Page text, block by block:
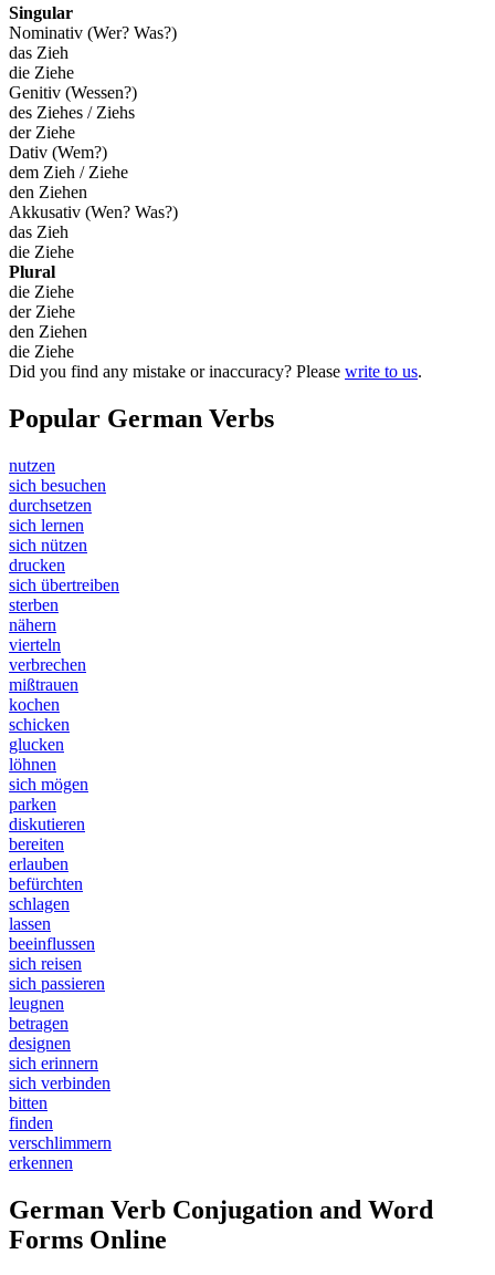
Singular
Nominativ (Wer? Was?)
das Zieh
die Ziehe
Genitiv (Wessen?)
des Ziehes / Ziehs
der Ziehe
Dativ (Wem?)
dem Zieh / Ziehe
den Ziehen
Akkusativ (Wen? Was?)
das Zieh
die Ziehe
Plural
die Ziehe
der Ziehe
den Ziehen
die Ziehe
Did you find any mistake or inaccuracy? Please write to us.
Popular German Verbs
nutzen
sich besuchen
durchsetzen
sich lernen
sich nützen
drucken
sich übertreiben
sterben
nähern
vierteln
verbrechen
mißtrauen
kochen
schicken
glucken
löhnen
sich mögen
parken
diskutieren
bereiten
erlauben
befürchten
schlagen
lassen
beeinflussen
sich reisen
sich passieren
leugnen
betragen
designen
sich erinnern
sich verbinden
bitten
finden
verschlimmern
erkennen
German Verb Conjugation and Word
Forms Online